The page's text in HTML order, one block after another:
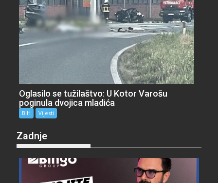
Oglasilo se tužilaštvo: U Kotor Varošu
poginula dvojica mladića
BiH Vijesti
Zadnje